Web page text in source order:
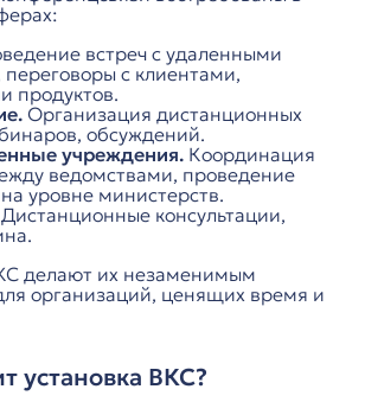
встреч с удаленными
с клиентами,
продуктов.
Организация дистанционных
обсуждений.
учреждения. Координация
ведомствами, проведение
уровне министерств.
Дистанционные консультации,
делают их незаменимым
организаций, ценящих время и
установка ВКС?